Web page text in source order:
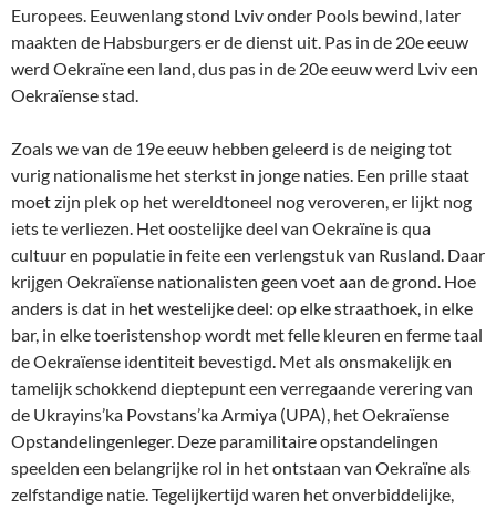
Europees. Eeuwenlang stond Lviv onder Pools bewind, later
maakten de Habsburgers er de dienst uit. Pas in de 20e eeuw
werd Oekraïne een land, dus pas in de 20e eeuw werd Lviv een
Oekraïense stad.
Zoals we van de 19e eeuw hebben geleerd is de neiging tot
vurig nationalisme het sterkst in jonge naties. Een prille staat
moet zijn plek op het wereldtoneel nog veroveren, er lijkt nog
iets te verliezen. Het oostelijke deel van Oekraïne is qua
cultuur en populatie in feite een verlengstuk van Rusland. Daar
krijgen Oekraïense nationalisten geen voet aan de grond. Hoe
anders is dat in het westelijke deel: op elke straathoek, in elke
bar, in elke toeristenshop wordt met felle kleuren en ferme taal
de Oekraïense identiteit bevestigd. Met als onsmakelijk en
tamelijk schokkend dieptepunt een verregaande verering van
de Ukrayins’ka Povstans’ka Armiya (UPA), het Oekraïense
Opstandelingenleger. Deze paramilitaire opstandelingen
speelden een belangrijke rol in het ontstaan van Oekraïne als
zelfstandige natie. Tegelijkertijd waren het onverbiddelijke,